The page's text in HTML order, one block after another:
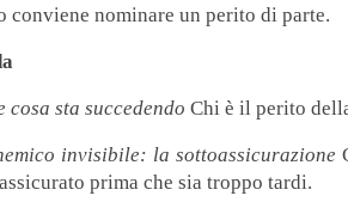
conviene nominare un perito di parte.
sta succedendo Chi è il perito
invisibile: la sottoassicurazione
prima che sia troppo tardi.